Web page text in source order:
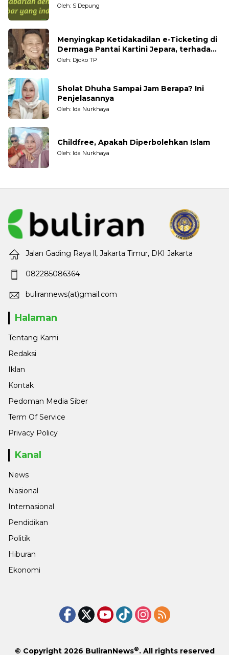
Oleh: S Depung
Menyingkap Ketidakadilan e-Ticketing di
Dermaga Pantai Kartini Jepara, terhadap
Nelayan Tradisional
Oleh: Djoko TP
Sholat Dhuha Sampai Jam Berapa? Ini
Penjelasannya
Oleh: Ida Nurkhaya
Childfree, Apakah Diperbolehkan Islam
Oleh: Ida Nurkhaya
Jalan Gading Raya ll, Jakarta Timur, DKI Jakarta
082285086364
bulirannews(at)gmail.com
Halaman
Tentang Kami
Redaksi
Iklan
Kontak
Pedoman Media Siber
Term Of Service
Privacy Policy
Kanal
News
Nasional
Internasional
Pendidikan
Politik
Hiburan
Ekonomi
© Copyright 2026 BuliranNews®. All rights reserved